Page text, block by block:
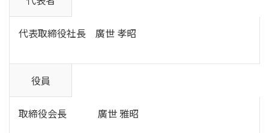
代表取締役社長 廣世 孝昭
役員
取締役会長 廣世 雅昭